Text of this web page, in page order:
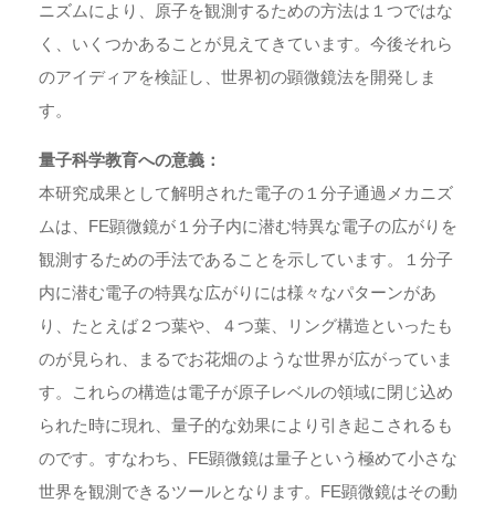
ニズムにより、原子を観測するための方法は１つではな
く、いくつかあることが見えてきています。今後それら
のアイディアを検証し、世界初の顕微鏡法を開発しま
す。
量子科学教育への意義：
本研究成果として解明された電子の１分子通過メカニズ
ムは、FE顕微鏡が１分子内に潜む特異な電子の広がりを
観測するための手法であることを示しています。１分子
内に潜む電子の特異な広がりには様々なパターンがあ
り、たとえば２つ葉や、４つ葉、リング構造といったも
のが見られ、まるでお花畑のような世界が広がっていま
す。これらの構造は電子が原子レベルの領域に閉じ込め
られた時に現れ、量子的な効果により引き起こされるも
のです。すなわち、FE顕微鏡は量子という極めて小さな
世界を観測できるツールとなります。FE顕微鏡はその動